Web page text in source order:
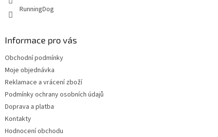
RunningDog
Informace pro vás
Obchodní podmínky
Moje objednávka
Reklamace a vrácení zboží
Podmínky ochrany osobních údajů
Doprava a platba
Kontakty
Hodnocení obchodu